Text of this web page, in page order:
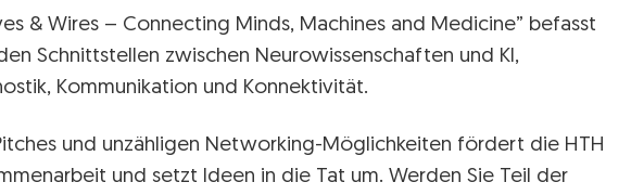
& Wires – Connecting Minds, Machines and Medicine” befasst
Schnittstellen zwischen Neurowissenschaften und KI,
Kommunikation und Konnektivität.
und unzähligen Networking-Möglichkeiten fördert die HTH
und setzt Ideen in die Tat um. Werden Sie Teil der